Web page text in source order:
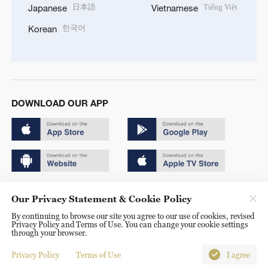
Japanese 日本語
Korean 한국어
Vietnamese Tiếng Việt
DOWNLOAD OUR APP
京ICP备20000184号
京公网安备 11010502050052号
Disinformation report hotline: 010-85061466
Our Privacy Statement & Cookie Policy
By continuing to browse our site you agree to our use of cookies, revised
Privacy Policy and Terms of Use. You can change your cookie settings
through your browser.
Privacy Policy Terms of Use I agree